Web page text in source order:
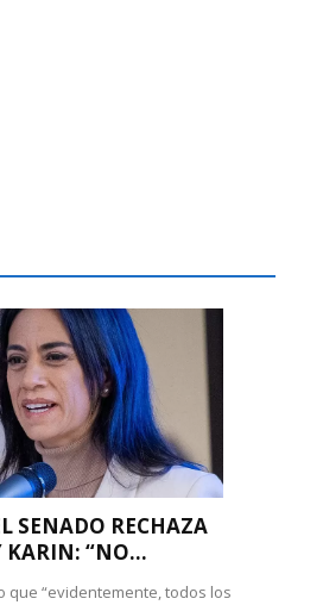
SENADO RECHAZA
KARIN: “NO...
que “evidentemente, todos los